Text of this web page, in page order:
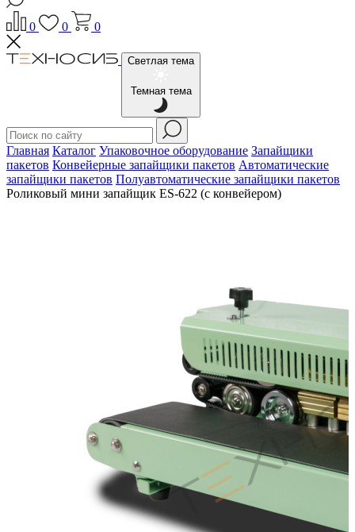
0 0 0
Светлая тема
Темная тема
Главная Каталог Упаковочное оборудование Запайщики
пакетов Конвейерные запайщики пакетов Автоматические
запайщики пакетов Полуавтоматические запайщики пакетов
Роликовый мини запайщик ES-622 (с конвейером)